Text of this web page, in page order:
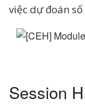
việc dự đoán
Session